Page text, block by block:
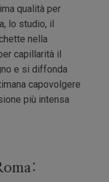
qualità per
lo studio, il
nella
capillarità il
e si diffonda
capovolgere
più intensa